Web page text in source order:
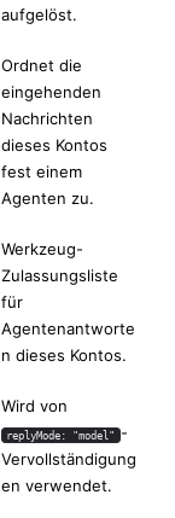
aufgelöst.
Ordnet die
eingehenden
Nachrichten
dieses Kontos
fest einem
Agenten zu.
Werkzeug-
Zulassungsliste
für
Agentenantworte
n dieses Kontos.
Wird von
replyMode: "model" -
Vervollständigung
en verwendet.